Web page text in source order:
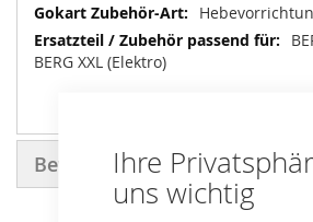
Ihre
uns wichtig
BERG XXL (Elektro)
Bewertungen